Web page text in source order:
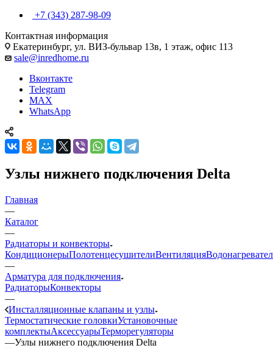
+7 (343) 287-98-09
Контактная информация
Екатеринбург, ул. ВИЗ-бульвар 13в, 1 этаж, офис 113
sale@inredhome.ru
Вконтакте
Telegram
MAX
WhatsApp
Узлы нижнего подключения Delta
Главная
—
Каталог
—
Радиаторы и конвекторы
КондиционерыПолотенцесушителиВентиляция
—
Арматура для подключения
РадиаторыКонвекторы
—
Инсталляционные клапаны и узлы
Термостатические головкиУстановочные
комплектыАксессуарыТерморегуляторы
—Узлы нижнего подключения Delta